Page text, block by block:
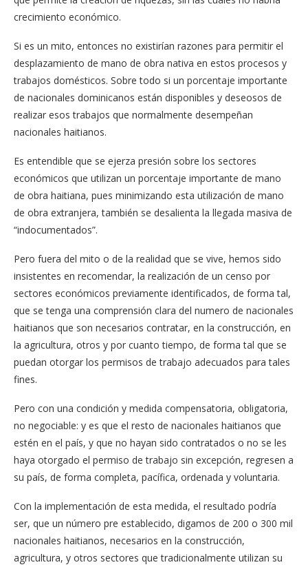
crecimiento económico.
Si es un mito, entonces no existirían razones para permitir el
desplazamiento de mano de obra nativa en estos procesos y
trabajos domésticos. Sobre todo si un porcentaje importante
de nacionales dominicanos están disponibles y deseosos de
realizar esos trabajos que normalmente desempeñan
nacionales haitianos.
Es entendible que se ejerza presión sobre los sectores
económicos que utilizan un porcentaje importante de mano
de obra haitiana, pues minimizando esta utilización de mano
de obra extranjera, también se desalienta la llegada masiva de
“indocumentados”.
Pero fuera del mito o de la realidad que se vive, hemos sido
insistentes en recomendar, la realización de un censo por
sectores económicos previamente identificados, de forma tal,
que se tenga una comprensión clara del numero de nacionales
haitianos que son necesarios contratar, en la construcción, en
la agricultura, otros y por cuanto tiempo, de forma tal que se
puedan otorgar los permisos de trabajo adecuados para tales
fines.
Pero con una condición y medida compensatoria, obligatoria,
no negociable: y es que el resto de nacionales haitianos que
estén en el país, y que no hayan sido contratados o no se les
haya otorgado el permiso de trabajo sin excepción, regresen a
su país, de forma completa, pacífica, ordenada y voluntaria.
Con la implementación de esta medida, el resultado podría
ser, que un número pre establecido, digamos de 200 o 300 mil
nacionales haitianos, necesarios en la construcción,
agricultura, y otros sectores que tradicionalmente utilizan su